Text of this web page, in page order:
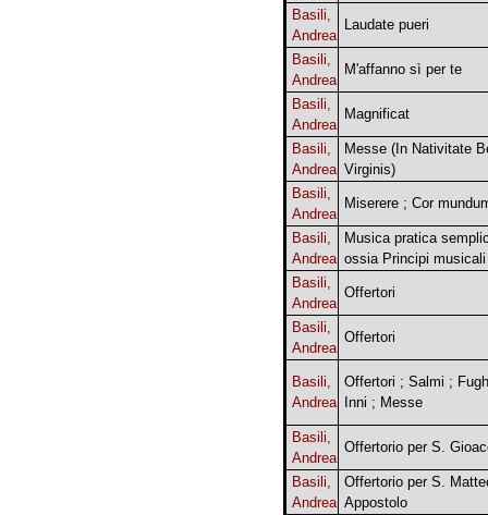
Basili,
Andrea
Laudate pueri
Basili,
Andrea
M'affanno sì per te
Basili,
Andrea
Magnificat
Basili,
Andrea
Messe (In Nativitate
Virginis)
Basili,
Andrea
Miserere ; Cor
Basili,
Andrea
Musica pratica
ossia Principi musicali
Basili,
Andrea
Offertori
Basili,
Andrea
Offertori
Basili,
Andrea
Offertori ; Salmi ;
Inni ; Messe
Basili,
Andrea
Offertorio per S.
Basili,
Andrea
Offertorio per S.
Appostolo